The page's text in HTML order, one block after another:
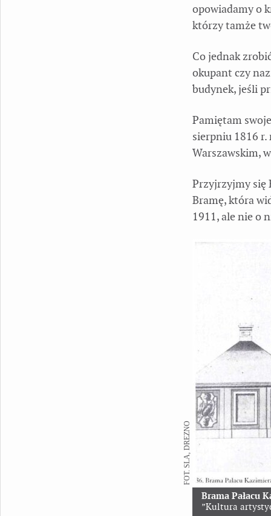
opowiadamy o
którzy tamże
Co jednak
okupant czy
budynek, jeśli
Pamiętam
sierpniu 1816
Warszawskim,
Przyjrzyjmy się
Bramę, która
1911, ale nie o
Brama Pałacu
”Kultura
FOT. SLA, DREZNO